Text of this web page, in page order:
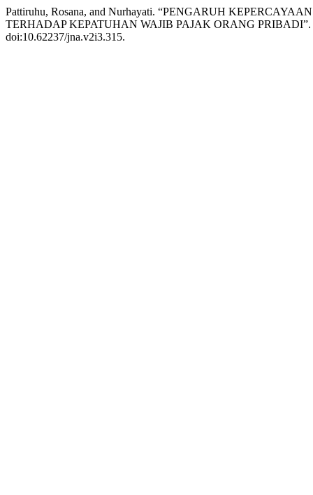
Pattiruhu, Rosana, and Nurhayati. “PENGARUH
TERHADAP KEPATUHAN WAJIB PAJAK ORANG PRIBADI”.
doi:10.62237/jna.v2i3.315.